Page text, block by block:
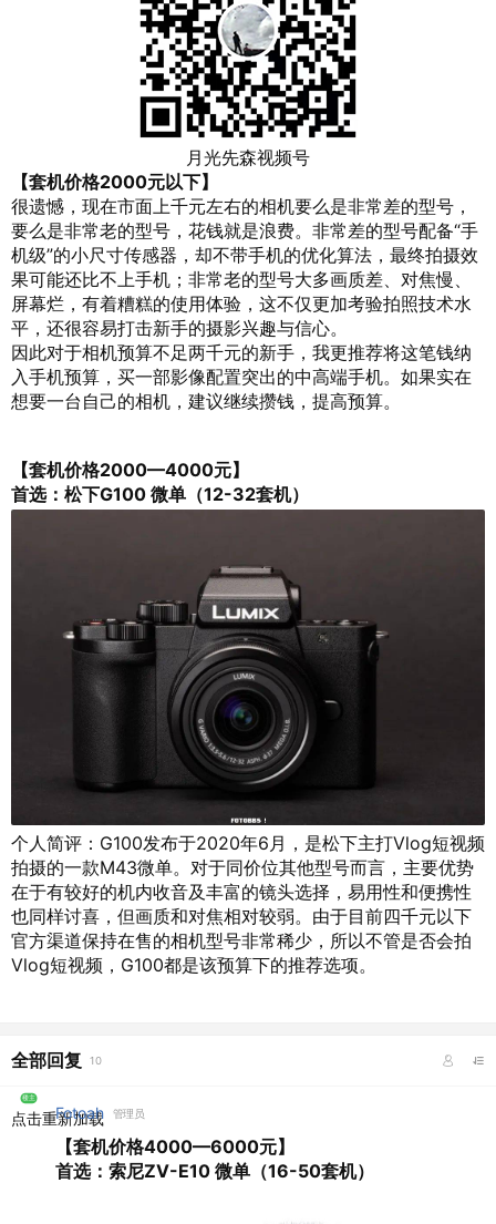
月光先森视频号
【套机价格2000元以下】
很遗憾，现在市面上千元左右的相机要么是非常差的型号，
要么是非常老的型号，花钱就是浪费。非常差的型号配备“手
机级”的小尺寸传感器，却不带手机的优化算法，最终拍摄效
果可能还比不上手机；非常老的型号大多画质差、对焦慢、
屏幕烂，有着糟糕的使用体验，这不仅更加考验拍照技术水
平，还很容易打击新手的摄影兴趣与信心。
因此对于相机预算不足两千元的新手，我更推荐将这笔钱纳
入手机预算，买一部影像配置突出的中高端手机。如果实在
想要一台自己的相机，建议继续攒钱，提高预算。
【套机价格2000—4000元】
首选：松下G100 微单（12-32套机）
个人简评：G100发布于2020年6月，是松下主打Vlog短视频
拍摄的一款M43微单。对于同价位其他型号而言，主要优势
在于有较好的机内收音及丰富的镜头选择，易用性和便携性
也同样讨喜，但画质和对焦相对较弱。由于目前四千元以下
官方渠道保持在售的相机型号非常稀少，所以不管是否会拍
Vlog短视频，G100都是该预算下的推荐选项。
全部回复 10
楼主
点击重新加载
Fotoah 管理员
【套机价格4000—6000元】
首选：索尼ZV-E10 微单（16-50套机）